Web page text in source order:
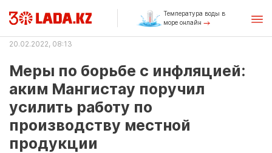
Температура воды в
море онлайн
20.02.2022, 08:13
Меры по борьбе с инфляцией:
аким Мангистау поручил
усилить работу по
производству местной
продукции